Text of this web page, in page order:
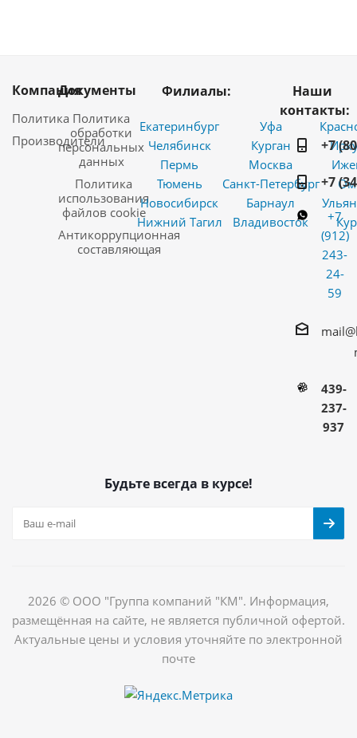
Компания
Политика
Производители
Документы
Политика
обработки
персональных
данных
Политика
использования
файлов cookie
Антикоррупционная
составляющая
Филиалы:
Екатеринбург
Челябинск
Пермь
Тюмень
Новосибирск
Нижний Тагил
Уфа
Курган
Москва
Санкт-Петербург
Барнаул
Владивосток
Наши
контакты:
+7
+7
+7
(912)
243-
24-
59
439-
237-
937
Будьте всегда в курсе!
2026 © ООО "Группа компаний "КМ". Информация,
размещённая на сайте, не является публичной офертой.
Актуальные цены и условия уточняйте по электронной
почте